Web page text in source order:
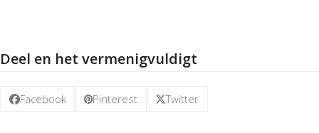
Deel en het vermenigvuldigt
Facebook Pinterest Twitter